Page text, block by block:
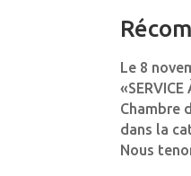
Le 8
Chambre
dans la
Nous